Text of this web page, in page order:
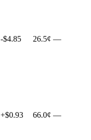
-$4.85 26.5¢ —
+$0.93 66.0¢ —